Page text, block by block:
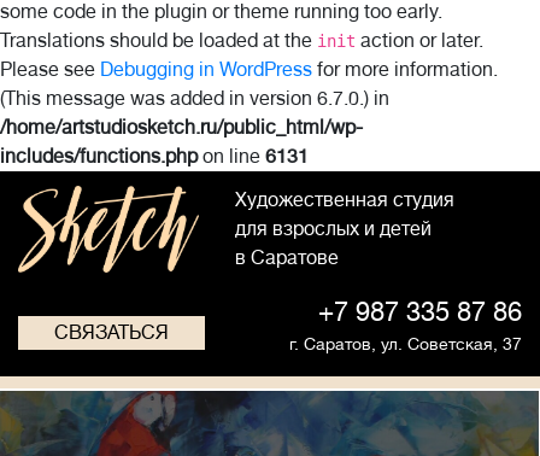
some code in the plugin or theme running too early.
Translations should be loaded at the init action or later.
Please see Debugging in WordPress for more information.
(This message was added in version 6.7.0.) in
/home/artstudiosketch.ru/public_html/wp-
includes/functions.phpon line 6131
Художественная студия
для взрослых и детей
в Саратове
СВЯЗАТЬСЯ
+7 987 335 87 86
г. Саратов, ул. Советская, 37